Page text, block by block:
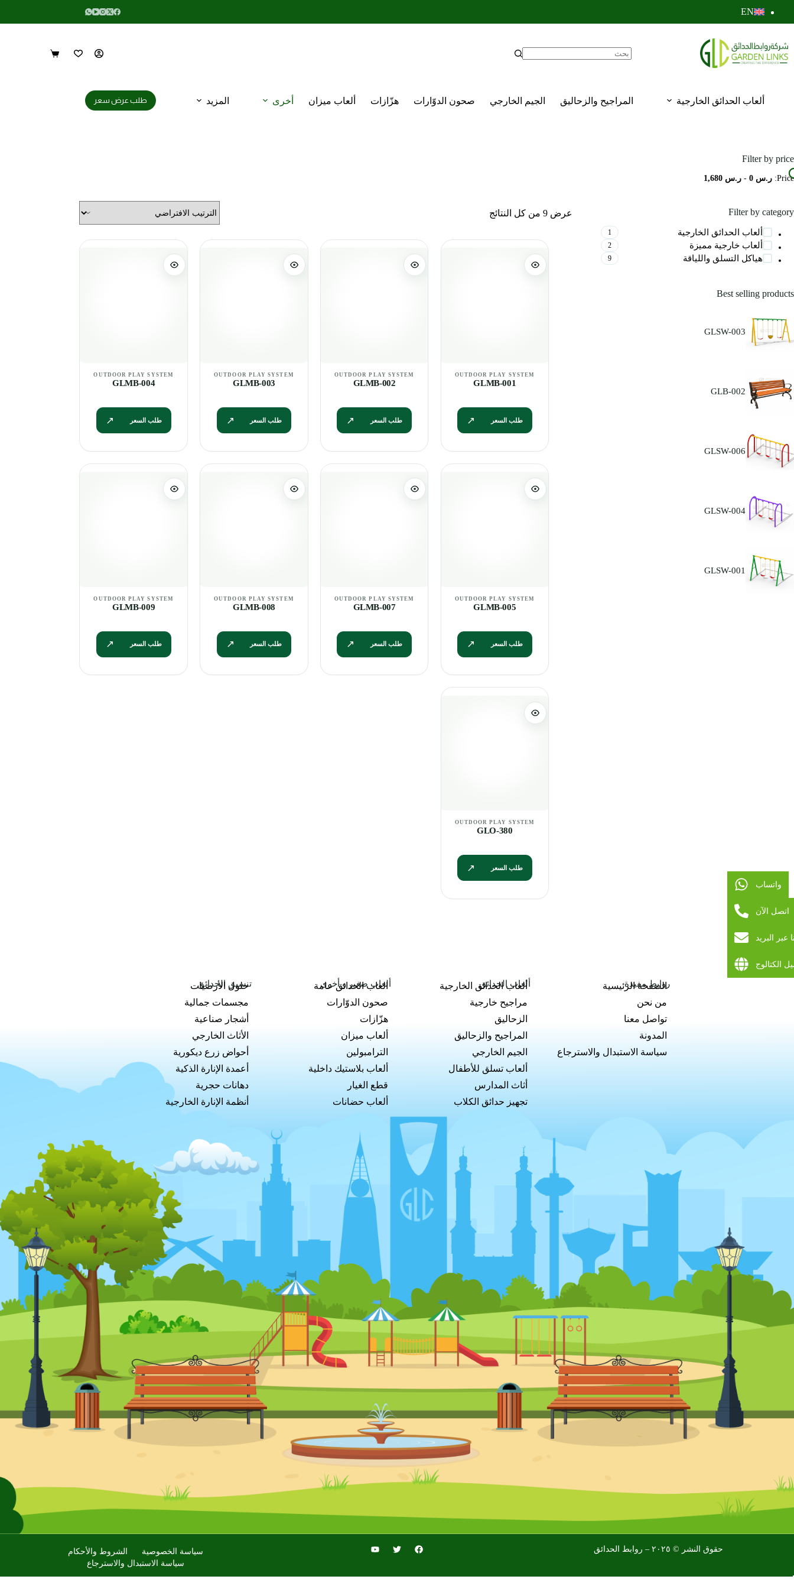
EN
ألعاب الحدائق الخارجية المراجيح والزحاليق الجيم الخارجي صحون الدوّارات هزّازات ألعاب ميزان أخرى المزيد طلب عرض سعر
عرض ⁦9⁩ من كل النتائج
GLMB-001
طلب السعر
GLMB-002
طلب السعر
GLMB-003
طلب السعر
GLMB-004
طلب السعر
GLMB-005
طلب السعر
GLMB-007
طلب السعر
GLMB-008
طلب السعر
GLMB-009
طلب السعر
GLO-380
طلب السعر
Filter by price
Price: ر.س 0 - ر.س 1,680
Filter by category
ألعاب الحدائق الخارجية 1
ألعاب خارجية مميزة 2
هياكل التسلق واللياقة 9
Best selling products
GLSW-003
GLB-002
GLSW-006
GLSW-004
GLSW-001
روابط مفيدة
الصفحة الرئيسية
من نحن
تواصل معنا
المدونة
سياسة الاستبدال والاسترجاع
ألعاب الحدائق
ألعاب الحدائق الخارجية
مراجيح خارجية
الزحاليق
المراجيح والزحاليق
الجيم الخارجي
ألعاب تسلق للأطفال
أثاث المدارس
تجهيز حدائق الكلاب
ألعاب صغير و أخرى
العاب الحدائق عامة
صحون الدوّارات
هزّازات
ألعاب ميزان
الترامبولين
ألعاب بلاستيك داخلية
قطع الغيار
ألعاب حضانات
تنسيق الحدائق
حلول الأرضيات
مجسمات جمالية
أشجار صناعية
الأثاث الخارجي
أحواض زرع ديكورية
أعمدة الإنارة الذكية
دهانات حجرية
أنظمة الإنارة الخارجية
حقوق النشر © ٢٠٢٥ – روابط الحدائق سياسة الخصوصية
الشروط والأحكام
سياسة الاستبدال والاسترجاع
واتساب
اتصل الآن
عبر البريد
الكتالوج